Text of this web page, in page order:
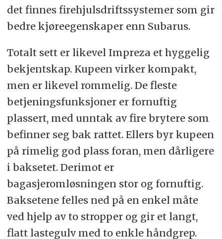
det finnes firehjulsdriftssystemer som gir
bedre kjøreegenskaper enn Subarus.
Totalt sett er likevel Impreza et hyggelig
bekjentskap. Kupeen virker kompakt,
men er likevel rommelig. De fleste
betjeningsfunksjoner er fornuftig
plassert, med unntak av fire brytere som
befinner seg bak rattet. Ellers byr kupeen
på rimelig god plass foran, men dårligere
i baksetet. Derimot er
bagasjeromløsningen stor og fornuftig.
Baksetene felles ned på en enkel måte
ved hjelp av to stropper og gir et langt,
flatt lastegulv med to enkle håndgrep.